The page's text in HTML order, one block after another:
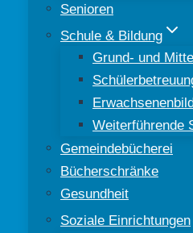
Senioren
Schule & Bildung
Grund- und
Weiterführende
Gemeindebücherei
Bücherschränke
Gesundheit
Soziale Einrichtungen